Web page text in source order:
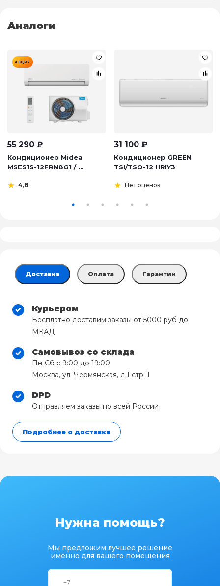
Аналоги
АКЦИЯ
55 290 ₽
Кондиционер Midea
MSES1S-12FRN8G1 / ...
4,8
31 100 ₽
Кондиционер GREEN
TSI/TSO-12 HRIY3
Нет оценок
Доставка Оплата Гарантии
Курьером
Бесплатно доставим заказы от 5000 руб до
МКАД
Самовывоз со склада
Пн-Сб с 9:00 до 19:00
Москва, ул. Чермянская, д.1 стр. 1
DPD
Отправляем заказы по всей России
Подробнее о доставке
Нужна помощь?
Мы предложим лучшее решение
именно для вашего помещения